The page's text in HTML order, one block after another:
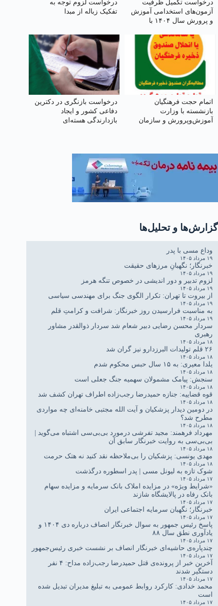
درخواست تکمیل ظرفیت
آزمون‌های استخدامی آموزش
و پرورش سال ۱۴۰۴ با
درخواست لزوم توجه به
تفکیک زباله از مبدا
اتمام حجت فرهنگیان
بازنشسته با وزارت
آموزش‌وپرورش و سازمان
درخواست بازنگری در دکترین
دفاعی کشور و ایجاد
بازدارندگی هسته‌ای
گزارش‌ها و تحلیل‌ها
وداع مسی با پدر
۱۹ مرداد ۱۴۰۵
خبرنگار؛ نگهبانِ مرزهای حقیقت
۱۹ مرداد ۱۴۰۵
لزوم تدبیر و دور اندیشی در خصوص تنگه هرمز
۱۹ مرداد ۱۴۰۵
از بیروت تا تهران: تکرار الگوی جنگ برای مهندسی سیاسی
۱۹ مرداد ۱۴۰۵
به مناسبت فرارسیدن روز خبرنگار: شرافت و کرامتِ قلم
۱۹ مرداد ۱۴۰۵
سردار محسن رضایی دبیر شعام شد سردار ذوالقدر مشاور
رهبری
۱۸ مرداد ۱۴۰۵
۲۶ قلم تولیدات البرزدارو نیز گران شد
۱۸ مرداد ۱۴۰۵
یلدا معیری: به ۱۵ سال حبس محکوم شدم
۱۸ مرداد ۱۴۰۵
سنجش: پیامک مشمولان سهمیه جنگ جعلی است
۱۸ مرداد ۱۴۰۵
قوه قضاییه: جنازه حمیدرضا رجب‌زاده اطراف تهران کشف شد
۱۸ مرداد ۱۴۰۵
در دومین دیدار پزشکیان و آیت الله مجتبی خامنه‌ای چه مواردی
مطرح شد؟
۱۸ مرداد ۱۴۰۵
مهرداد فرهمند: مجید تفرشی درمورد بی‌بی‌سی اشتباه می‌گوید |
بی‌بی‌سی به روایت خبرنگار سابق آن
۱۸ مرداد ۱۴۰۵
مهدی یونسی: پزشکیان را بی‌ملاحظه نقد کنید نه هتک حرمت
۱۸ مرداد ۱۴۰۵
شوک تازه به لیونل مسی | پدر اسطوره درگذشت
۱۷ مرداد ۱۴۰۵
«شرایط ویژه» در مزایده املاک بانک سرمایه و مزایده سهام
بانک رفاه در پالایشگاه شازند
۱۷ مرداد ۱۴۰۵
خبرنگار؛ نگهبان سرمایه اجتماعی ایران
۱۷ مرداد ۱۴۰۵
پاسخ رئیس جمهور به سوال خبرنگار انصاف درباره دی ۱۴۰۴ و
یادآوری نطق سال ۸۸
۱۷ مرداد ۱۴۰۵
چندپاره‌ی حاشیه‌ای خبرنگار انصاف بر نشست خبری رئیس‌جمهور
۱۷ مرداد ۱۴۰۵
آخرین خبر از پرونده‌ی قتل حمیدرضا رجب‌زاده مداح: ۴ نفر
دستگیر شدند
۱۷ مرداد ۱۴۰۵
محمد خدادی: کارکرد روابط عمومی به تبلیغ مدیران تبدیل شده
است
۱۷ مرداد ۱۴۰۵